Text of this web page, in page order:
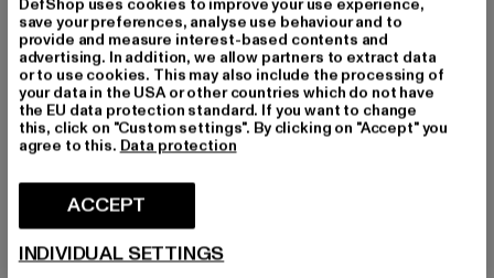
Marque: Djinns
Catégorie: Trucker
Couleur: grau
Couleur du fabricant: grey
Composition du matériau: 60% Coton, 40% Polyester
Art.Nr: 1014428-00111
Fabricant: Huesken Distribution GmbH & Co. KG |
info@djinns-shop.eu
Sandstraße 92 | 45473 Mülheim an der Ruhr | DE
DefShop uses cookies to improve your use experience,
save your preferences, analyse use behaviour and to
provide and measure interest-based contents and
advertising. In addition, we allow partners to extract data
or to use cookies. This may also include the processing of
your data in the USA or other countries which do not have
the EU data protection standard. If you want to change
this, click on "Custom settings". By clicking on "Accept" you
agree to this. Data protection
ACCEPT
INDIVIDUAL SETTINGS